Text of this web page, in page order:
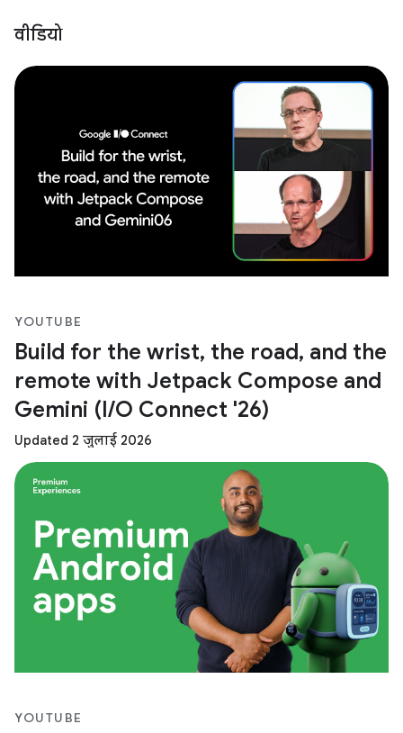
वीडियो
YOUTUBE
Build for the wrist, the road, and the
remote with Jetpack Compose and
Gemini (I/O Connect '26)
Updated 2 जुलाई 2026
YOUTUBE